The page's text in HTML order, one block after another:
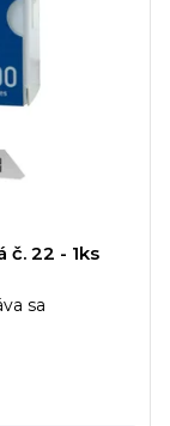
č. 22 - 1ks
sa